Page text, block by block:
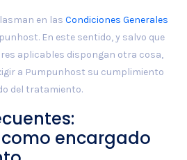
en las Condiciones Generales
En este sentido, y salvo que
aplicables dispongan otra cosa,
a Pumpunhost su cumplimiento
del tratamiento.
encargado